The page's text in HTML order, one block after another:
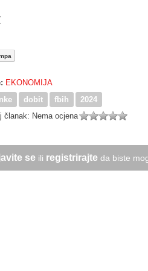
EKONOMIJA
dobit fbih
2024
članak: Nema ocjena
se ili registrirajte da biste